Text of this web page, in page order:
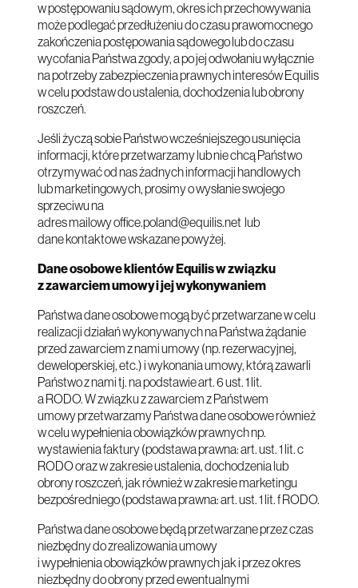
w postępowaniu sądowym, okres ich przechowywania
może podlegać przedłużeniu do czasu prawomocnego
zakończenia postępowania sądowego lub do czasu
wycofania Państwa zgody, a po jej odwołaniu wyłącznie
na potrzeby zabezpieczenia prawnych interesów Equilis
w celu podstaw do ustalenia, dochodzenia lub obrony
roszczeń.
Jeśli życzą sobie Państwo wcześniejszego usunięcia
informacji, które przetwarzamy lub nie chcą Państwo
otrzymywać od nas żadnych informacji handlowych
lub marketingowych, prosimy o wysłanie swojego
sprzeciwu na
adres mailowyoffice.poland@equilis.net lub
dane kontaktowe wskazane powyżej.
Dane osobowe klientów Equilis w związku
z zawarciem umowy i jej wykonywaniem
Państwa dane osobowe mogą być przetwarzane w celu
realizacji działań wykonywanych na Państwa żądanie
przed zawarciem z nami umowy (np. rezerwacyjnej,
deweloperskiej, etc.) i wykonania umowy, którą zawarli
Państwo z nami tj. na podstawie art. 6 ust. 1 lit.
a RODO. W związku z zawarciem z Państwem
umowy przetwarzamy Państwa dane osobowe również
w celu wypełnienia obowiązków prawnych np.
wystawienia faktury (podstawa prawna: art. ust. 1 lit. c
RODO oraz w zakresie ustalenia, dochodzenia lub
obrony roszczeń, jak również w zakresie marketingu
bezpośredniego (podstawa prawna: art. ust. 1 lit. f RODO.
Państwa dane osobowe będą przetwarzane przez czas
niezbędny do zrealizowania umowy
i wypełnienia obowiązków prawnych jak i przez okres
niezbędny do obrony przed ewentualnymi